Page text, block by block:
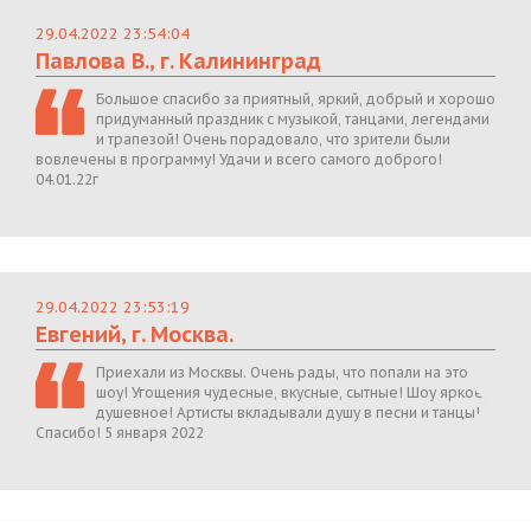
29.04.2022 23:54:04
Павлова В., г. Калининград
Большое спасибо за приятный, яркий, добрый и хорошо
придуманный праздник с музыкой, танцами, легендами
и трапезой! Очень порадовало, что зрители были
вовлечены в программу! Удачи и всего самого доброго!
04.01.22г
29.04.2022 23:53:19
Евгений, г. Москва.
Приехали из Москвы. Очень рады, что попали на это
шоу! Угощения чудесные, вкусные, сытные! Шоу яркое,
душевное! Артисты вкладывали душу в песни и танцы!
Спасибо! 5 января 2022